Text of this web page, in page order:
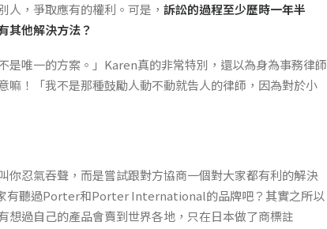
人，爭取應有的權利。可是， 訴訟的過程至少歷時一年半
其他解決方法？
是唯一的方案。」Karen真的非常特別，還以為身為事務律師
嘛！「我不是那種鼓勵人動不動就告人的律師，因為對於小
你忍氣吞聲，而是嘗試跟對方協商一個對大家都有利的解決
有聽過Porter和Porter International的品牌吧？其實之所以
想過自己的產品會賣到世界各地，只在日本做了商標註